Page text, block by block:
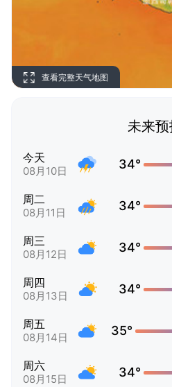
查看完整天气地图
未来预
今天
08月10日 34°
周二
08月11日 34°
周三
08月12日 34°
周四
08月13日 34°
周五
08月14日 35°
周六
08月15日 34°